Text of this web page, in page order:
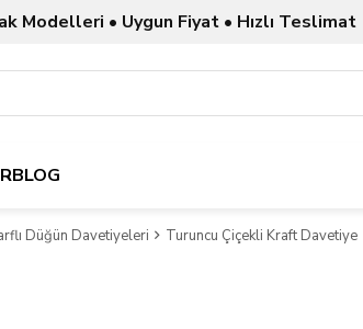
Modelleri • Uygun Fiyat • Hızlı Teslimat
BLOG
Düğün Davetiyeleri Turuncu Çiçekli Kraft Davetiye